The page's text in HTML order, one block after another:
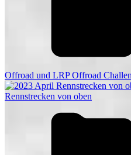
Offroad und LRP Offroad